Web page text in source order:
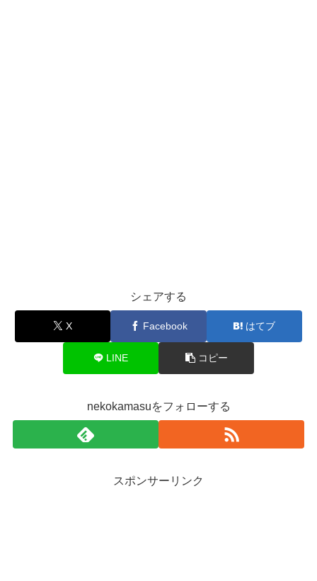
シェアする
X Facebook はてブ
LINE コピー
nekokamasuをフォローする
スポンサーリンク